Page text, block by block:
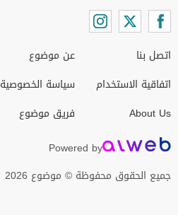
اتصل بنا
اتفاقية الاستخدام
About Us
عن موضوع
سياسة الخصوصية
فريق موضوع
Powered by
جميع الحقوق محفوظة © موضوع 2026